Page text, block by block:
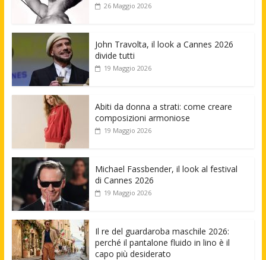
26 Maggio 2026
John Travolta, il look a Cannes 2026
divide tutti
19 Maggio 2026
Abiti da donna a strati: come creare
composizioni armoniose
19 Maggio 2026
Michael Fassbender, il look al festival
di Cannes 2026
19 Maggio 2026
Il re del guardaroba maschile 2026:
perché il pantalone fluido in lino è il
capo più desiderato